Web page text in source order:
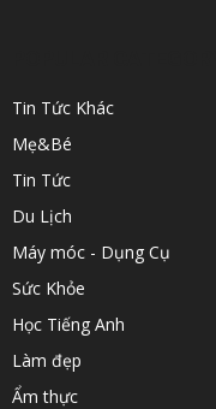
Tin Tức Khác
Mẹ&Bé
Tin Tức
Du Lịch
Máy móc - Dụng Cụ
Sức Khỏe
Học Tiếng Anh
Làm đẹp
Ẩm thực